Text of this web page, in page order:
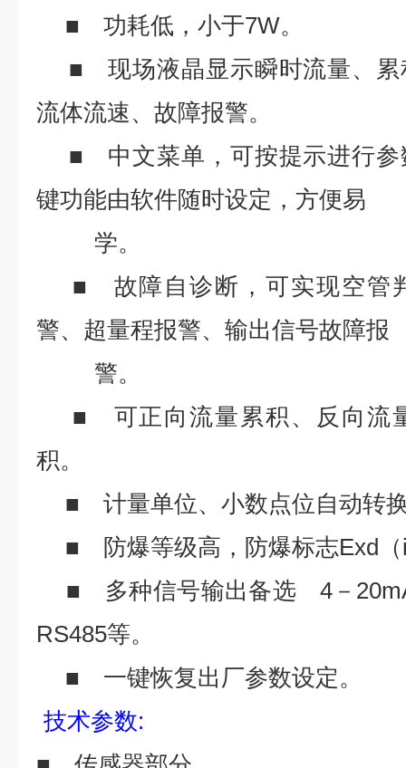
■ 功耗低，小于7W。
■ 现场液晶显示瞬时流量、累
流体流速、故障报警。
■ 中文菜单，可按提示进行参
键功能由软件随时设定，方便易
学。
■ 故障自诊断，可实现空管
警、超量程报警、输出信号故障报
警。
■ 可正向流量累积、反向流
积。
■ 计量单位、小数点位自动转
■ 防爆等级高，防爆标志Exd（
■ 多种信号输出备选 4－
RS485等。
■ 一键恢复出厂参数设定。
技术参数: